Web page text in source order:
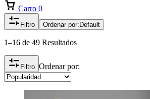
Carro 0
Filtro Ordenar por: Default
1–16 de 49 Resultados
Filtro Ordenar por: